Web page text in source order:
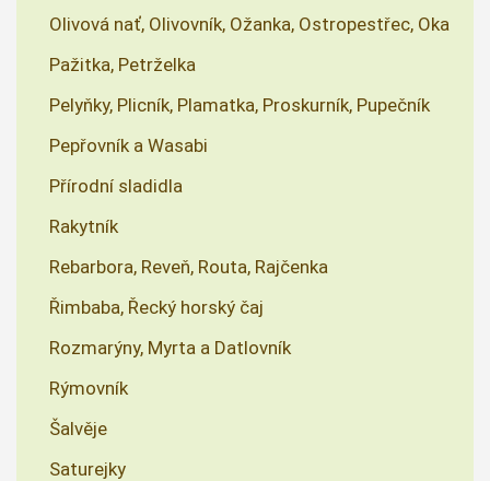
Olivová nať, Olivovník, Ožanka, Ostropestřec, Oka
Pažitka, Petrželka
Pelyňky, Plicník, Plamatka, Proskurník, Pupečník
Pepřovník a Wasabi
Přírodní sladidla
Rakytník
Rebarbora, Reveň, Routa, Rajčenka
Řimbaba, Řecký horský čaj
Rozmarýny, Myrta a Datlovník
Rýmovník
Šalvěje
Saturejky